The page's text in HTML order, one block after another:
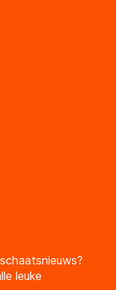
leuke